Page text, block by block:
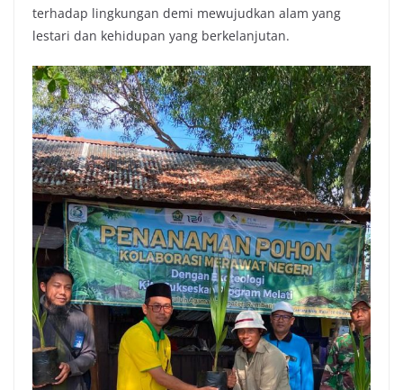
terhadap lingkungan demi mewujudkan alam yang
lestari dan kehidupan yang berkelanjutan.